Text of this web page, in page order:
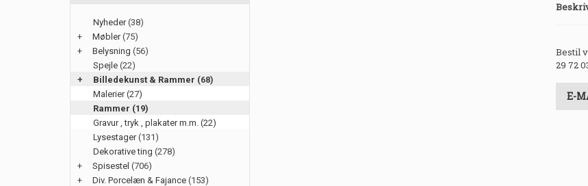
Nyheder(38)
+
Møbler(75)
+
Belysning (56)
Spejle (22)
+
Billedekunst & Rammer (68)
Malerier (27)
Rammer (19)
Gravur , tryk , plakater m.m. (22)
Lysestager(131)
Dekorative ting (278)
+
Spisestel (706)
+
Div. Porcelæn & Fajance (153)
Bestil
29 72
E-